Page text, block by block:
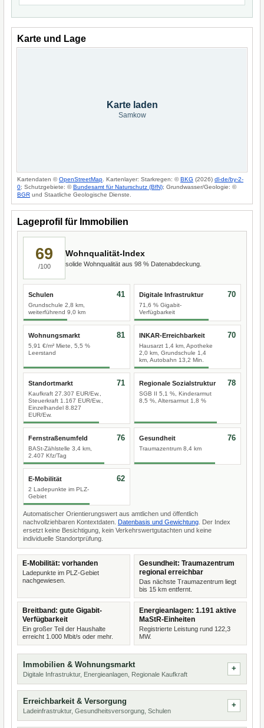
Karte und Lage
Karte laden
Samkow
Kartendaten ©OpenStreetMap . Kartenlayer: Starkregen: ©BKG (2026) dl-de/by-2-
0; Schutzgebiete: ©Bundesamt für Naturschutz (BfN); Grundwasser/Geologie: ©
BGR und Staatliche Geologische Dienste.
Lageprofil für Immobilien
69
/100
Wohnqualität-Index
solide Wohnqualität aus 98 % Datenabdeckung.
Schulen
Grundschule 2,8 km,
weiterführend 9,0 km
41 Digitale Infrastruktur
71,6 % Gigabit-
Verfügbarkeit
70
Wohnungsmarkt
5,91 €/m² Miete, 5,5 %
Leerstand
81 INKAR-Erreichbarkeit
Hausarzt 1,4 km, Apotheke
2,0 km, Grundschule 1,4
km, Autobahn 13,2 Min.
70
Standortmarkt
Kaufkraft 27.307 EUR/Ew.,
Steuerkraft 1.167 EUR/Ew.,
Einzelhandel 8.827
EUR/Ew.
71 Regionale Sozialstruktur
SGB II 5,1 %, Kinderarmut
8,5 %, Altersarmut 1,8 %
78
Fernstraßenumfeld
BASt-Zählstelle 3,4 km,
2.407 Kfz/Tag
76 Gesundheit
Traumazentrum 8,4 km
76
E-Mobilität
2 Ladepunkte im PLZ-
Gebiet
62
Automatischer Orientierungswert aus amtlichen und öffentlich
nachvollziehbaren Kontextdaten. Datenbasis und Gewichtung . Der Index
ersetzt keine Besichtigung, kein Verkehrswertgutachten und keine
individuelle Standortprüfung.
E-Mobilität: vorhanden
Ladepunkte im PLZ-Gebiet
nachgewiesen.
Gesundheit: Traumazentrum
regional erreichbar
Das nächste Traumazentrum liegt
bis 15 km entfernt.
Breitband: gute Gigabit-
Verfügbarkeit
Ein großer Teil der Haushalte
erreicht 1.000 Mbit/s oder mehr.
Energieanlagen: 1.191 aktive
MaStR-Einheiten
Registrierte Leistung rund 122,3
MW.
Immobilien & Wohnungsmarkt
Digitale Infrastruktur, Energieanlagen, Regionale Kaufkraft
Erreichbarkeit & Versorgung
Ladeinfrastruktur, Gesundheitsversorgung, Schulen